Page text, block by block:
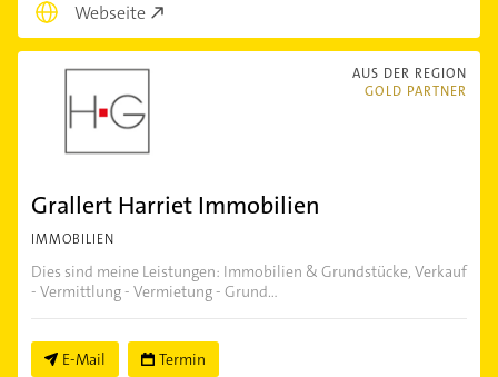
Webseite
AUS DER REGION
GOLD PARTNER
Grallert Harriet Immobilien
IMMOBILIEN
Dies sind meine Leistungen: Immobilien & Grundstücke, Verkauf
- Vermittlung - Vermietung - Grund...
E-Mail Termin